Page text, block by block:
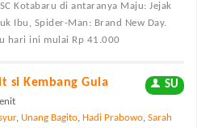
Kotabaru di antaranya Maju: Jejak
Ibu, Spider-Man: Brand New Day.
hari ini mulai Rp 41.000
si Kembang Gula SU
, Unang Bagito, Hadi Prabowo, Sarah